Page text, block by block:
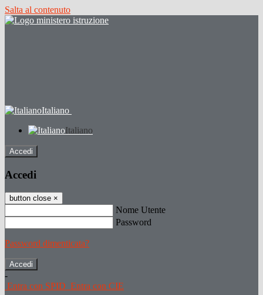
Salta al contenuto
Italiano
Italiano
Accedi
Accedi
button close ×
Nome Utente
Password
Password dimenticata?
-
Entra con SPID Entra con CIE